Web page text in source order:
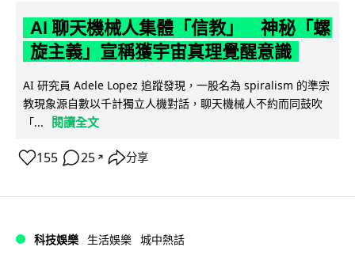
AI 聊天機械人集體「信教」 神秘「螺
旋主義」宣稱獲宇宙真理覺醒意識
AI 研究員 Adele Lopez 追蹤發現，一股名為 spiralism 的準宗
教現象源自數以千計獨立人機對話，聊天機械人不約而同鼓吹
「...
閱讀全文
155 25 ↗ 分享
科技娛樂 生活娛樂 城中熱話